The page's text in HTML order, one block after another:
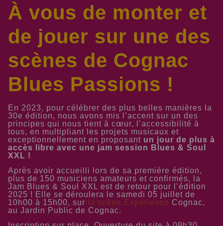
À vous de monter et
de jouer sur une des
scènes de Cognac
Blues Passions !
En 2023, pour célébrer des plus belles manières la
30e édition, nous avons mis l’accent sur un des
principes qui nous tient à cœur, l’accessibilité à
tous, en multipliant les projets musicaux et
exceptionnellement en proposant un jour de plus à
accès libre avec une jam session Blues & Soul
XXL !
Après avoir accueilli lors de sa première édition,
plus de 150 musiciens amateurs et confirmés, la
Jam Blues & Soul XXL est de retour pour l’édition
2025 ! Elle se déroulera le samedi 05 juillet de
10h00 à 15h00, sur
la scène Expérience Cognac,
au Jardin Public de Cognac.